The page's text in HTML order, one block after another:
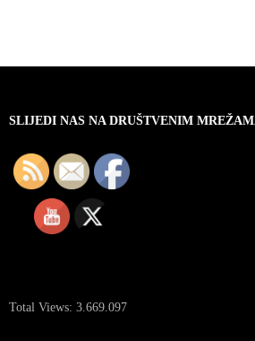
SLIJEDI NAS NA DRUŠTVENIM
Total Views: 3.669.097